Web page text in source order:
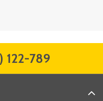
122-789